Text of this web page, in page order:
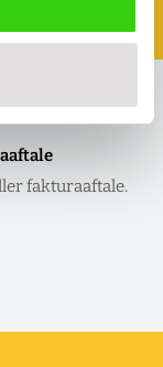
fakturaaftale.